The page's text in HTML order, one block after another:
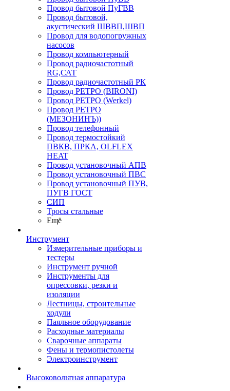
Провод бытовой ПуГВВ
Провод бытовой,
акустический ШВВП,ШВП
Провод для водопогружных
насосов
Провод компьютерный
Провод радиочастотный
RG,САТ
Провод радиочастотный РК
Провод РЕТРО (BIRONI)
Провод РЕТРО (Werkel)
Провод РЕТРО
(МЕЗОНИНЪ))
Провод телефонный
Провод термостойкий
ПВКВ, ПРКА, OLFLEX
HEAT
Провод установочный АПВ
Провод установочный ПВС
Провод установочный ПУВ,
ПУГВ ГОСТ
СИП
Тросы стальные
Ещё
Инструмент
Измерительные приборы и
тестеры
Инструмент ручной
Инструменты для
опрессовки, резки и
изоляции
Лестницы, строительные
ходули
Паяльное оборудование
Расходные материалы
Сварочные аппараты
Фены и термопистолеты
Электроинструмент
Высоковольтная аппаратура